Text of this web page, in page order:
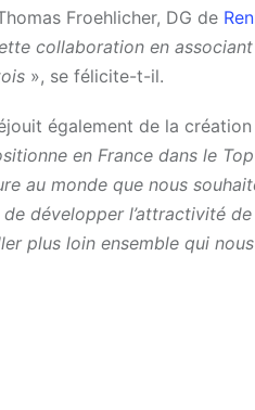
Froehlicher, DG de
collaboration en
», se félicite-t-il.
également de la
en France dans le
au monde que nous
développer l’attractivité de
plus loin ensemble qui